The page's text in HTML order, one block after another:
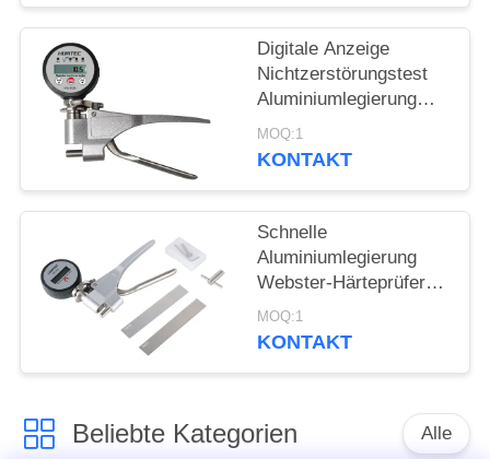
Digitale Anzeige
Nichtzerstörungstest
Aluminiumlegierung
Webster Härte Tester
MOQ:1
KONTAKT
Schnelle
Aluminiumlegierung
Webster-Härteprüfer
Nichtzerstörungsprüfung
MOQ:1
KONTAKT
Beliebte Kategorien Alle